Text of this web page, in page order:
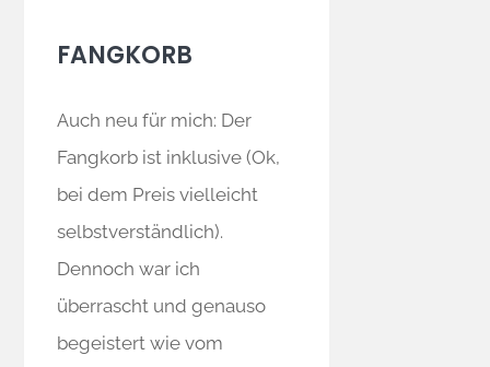
FANGKORB
Auch neu für mich: Der
Fangkorb ist inklusive (Ok,
bei dem Preis vielleicht
selbstverständlich).
Dennoch war ich
überrascht und genauso
begeistert wie vom